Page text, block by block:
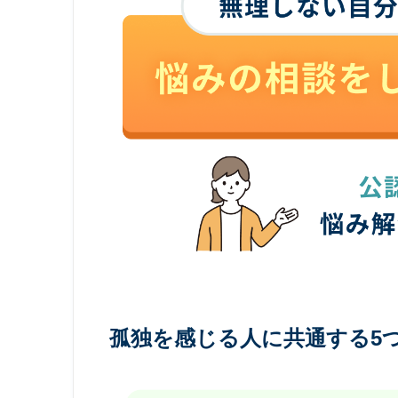
孤独を感じる人に共通する5